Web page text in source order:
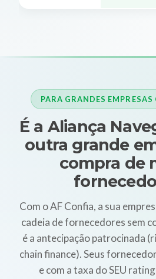
PARA GRANDES
É a Aliança
outra grande
compra de
Com o AF Confia, a sua
cadeia de fornecedores sem
é a antecipação patrocinada
chain finance). Seus
e com a taxa do SEU